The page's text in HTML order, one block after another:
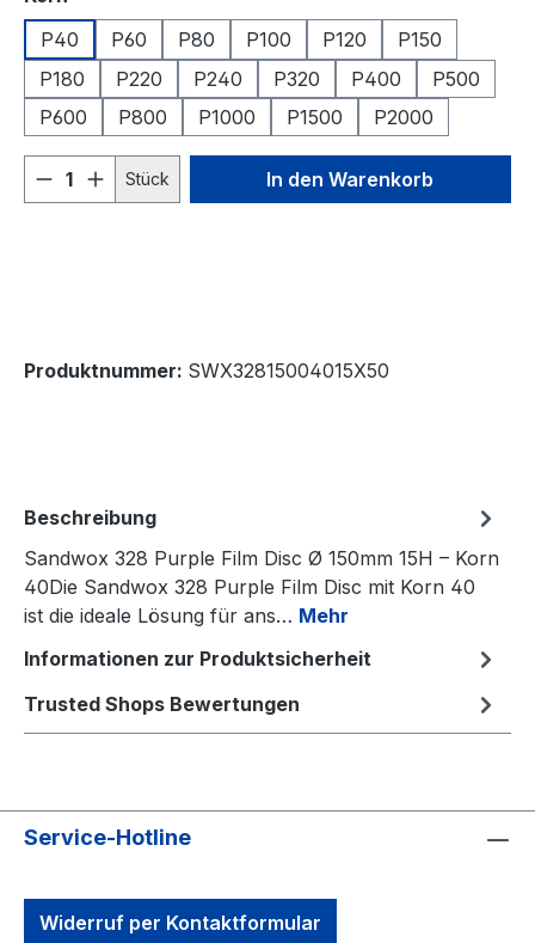
P40
P60 P80 P100 P120
P150
P180
P220 P240 P320 P400
P500
P600
P800 P1000 P1500 P2000
Produkt Anzahl: Gib den
Stück In den Warenkorb
Produktnummer: SWX32815004015X50
Beschreibung
Sandwox 328 Purple Film Disc Ø 150mm 15H – Korn
40Die Sandwox 328 Purple Film Disc mit Korn 40
ist die ideale Lösung für ans… Mehr
Informationen zur Produktsicherheit
Trusted Shops Bewertungen
Service-Hotline
Widerruf per Kontaktformular